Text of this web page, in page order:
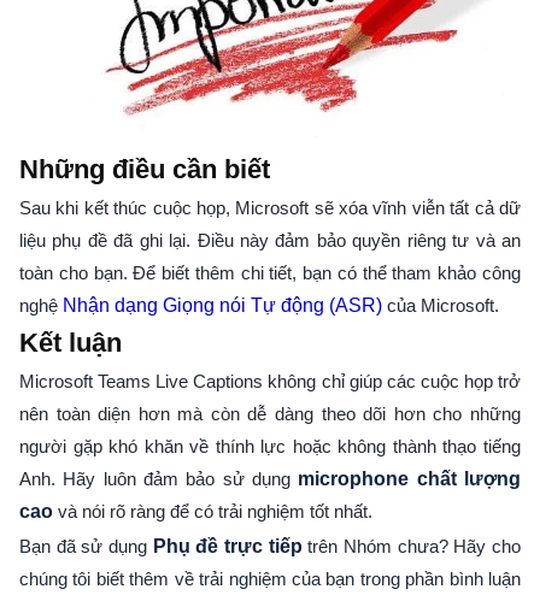
Những điều cần biết
Sau khi kết thúc cuộc họp, Microsoft sẽ xóa vĩnh viễn tất cả dữ
liệu phụ đề đã ghi lại. Điều này đảm bảo quyền riêng tư và an
toàn cho bạn. Để biết thêm chi tiết, bạn có thể tham khảo công
nghệ Nhận dạng Giọng nói Tự động (ASR) của Microsoft.
Kết luận
Microsoft Teams Live Captions không chỉ giúp các cuộc họp trở
nên toàn diện hơn mà còn dễ dàng theo dõi hơn cho những
người gặp khó khăn về thính lực hoặc không thành thạo tiếng
Anh. Hãy luôn đảm bảo sử dụng microphone chất lượng
cao và nói rõ ràng để có trải nghiệm tốt nhất.
Bạn đã sử dụng Phụ đề trực tiếp trên Nhóm chưa? Hãy cho
chúng tôi biết thêm về trải nghiệm của bạn trong phần bình luận